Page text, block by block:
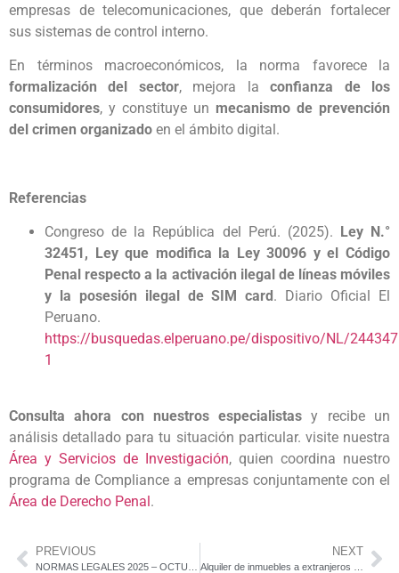
empresas de telecomunicaciones, que deberán fortalecer
sus sistemas de control interno.
En términos macroeconómicos, la norma favorece la
formalización del sector, mejora laconfianza de los
consumidores, y constituye un mecanismo de prevención
del crimen organizado en el ámbito digital.
Referencias
Congreso de la República del Perú. (2025).
Ley N.°
32451, Ley que modifica la Ley 30096 y el Código
Penal respecto a la activación ilegal de líneas móviles
y la posesión ilegal de SIM card . Diario Oficial El
Peruano.
https://busquedas.elperuano.pe/dispositivo/NL/
1
Consulta ahora con nuestros especialistas y recibe un
análisis detallado para tu situación particular. visite nuestra
Área y Servicios de Investigación, quien coordina nuestro
programa de Compliance a empresas conjuntamente con el
Área de Derecho Penal.
PREVIOUS NEXT